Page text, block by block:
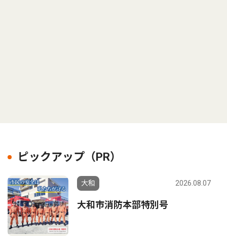
ピックアップ（PR）
大和 2026.08.07
大和市消防本部特別号